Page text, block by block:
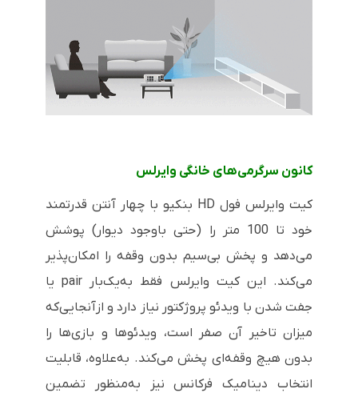
کانون سرگرمی‌های خانگی وایرلس
کیت وایرلس فول HD بنکیو با چهار آنتن قدرتمند
خود تا 100 متر را (حتی باوجود دیوار) پوشش
می‌دهد و پخش بی‌سیم بدون وقفه را امکان‌پذیر
می‌کند. این کیت وایرلس فقط به‌یک‌بار pair یا
جفت شدن با ویدئو پروژکتور نیاز دارد و ازآنجایی‌که
میزان تاخیر آن صفر است، ویدئوها و بازی‌ها را
بدون هیچ وقفه‌ای پخش می‌کند. به‌علاوه، قابلیت
انتخاب دینامیک فرکانس نیز به‌منظور تضمین